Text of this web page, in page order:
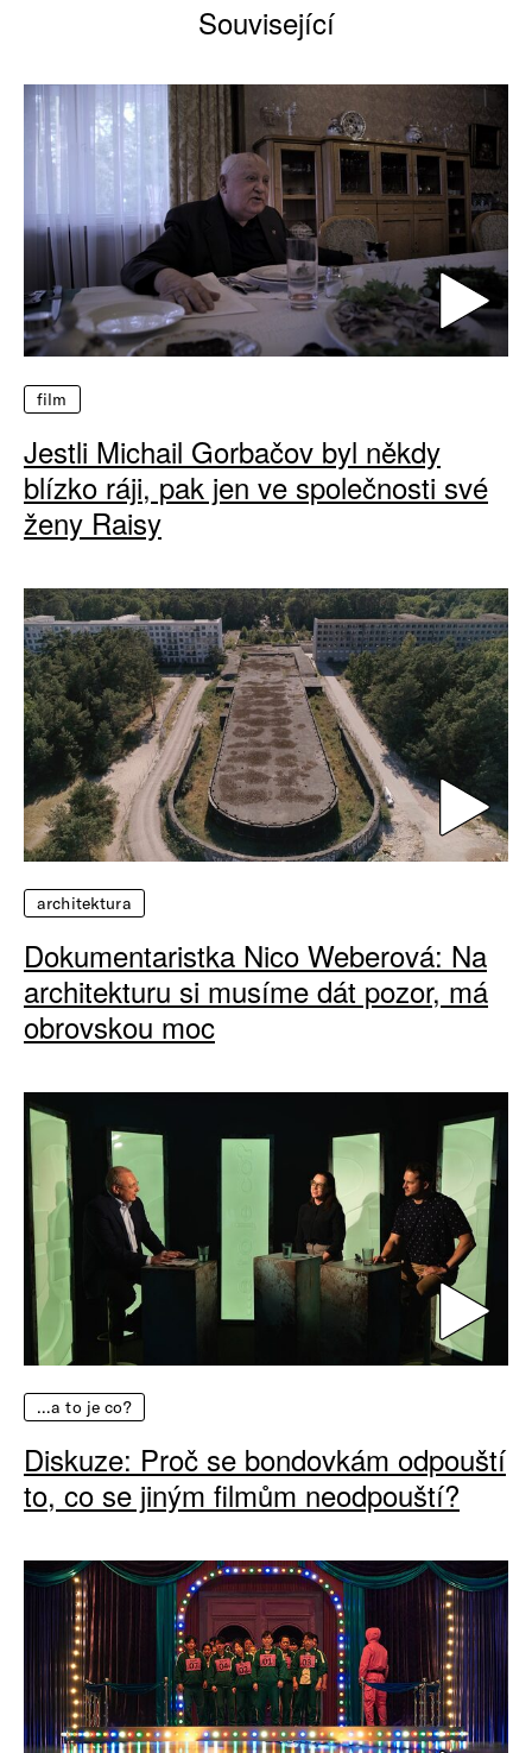
Související
film
Jestli Michail Gorbačov byl někdy
blízko ráji, pak jen ve společnosti své
ženy Raisy
architektura
Dokumentaristka Nico Weberová: Na
architekturu si musíme dát pozor, má
obrovskou moc
…a to je co?
Diskuze: Proč se bondovkám odpouští
to, co se jiným filmům neodpouští?